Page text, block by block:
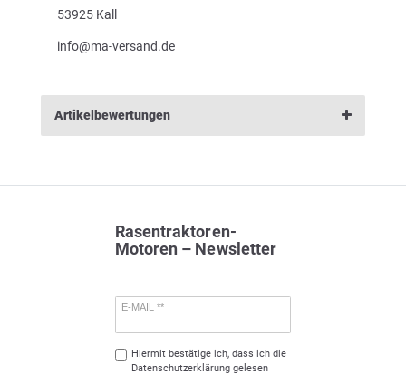
53925 Kall
info@ma-versand.de
Artikelbewertungen
Rasentraktoren-
Motoren – Newsletter
E-MAIL **
Hiermit bestätige ich, dass ich die
Daten­schutz­erklärunggelesen